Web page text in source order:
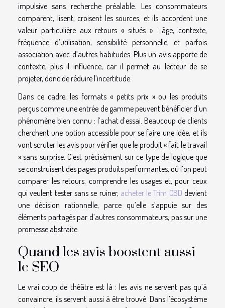
impulsive sans recherche préalable. Les consommateurs
comparent, lisent, croisent les sources, et ils accordent une
valeur particulière aux retours « situés » : âge, contexte,
fréquence d’utilisation, sensibilité personnelle, et parfois
association avec d’autres habitudes. Plus un avis apporte de
contexte, plus il influence, car il permet au lecteur de se
projeter, donc de réduire l’incertitude.
Dans ce cadre, les formats « petits prix » ou les produits
perçus comme une entrée de gamme peuvent bénéficier d’un
phénomène bien connu : l’achat d’essai. Beaucoup de clients
cherchent une option accessible pour se faire une idée, et ils
vont scruter les avis pour vérifier que le produit « fait le travail
» sans surprise. C’est précisément sur ce type de logique que
se construisent des pages produits performantes, où l’on peut
comparer les retours, comprendre les usages et, pour ceux
qui veulent tester sans se ruiner, acheter le Trim CBD devient
une décision rationnelle, parce qu’elle s’appuie sur des
éléments partagés par d’autres consommateurs, pas sur une
promesse abstraite.
Quand les avis boostent aussi
le SEO
Le vrai coup de théâtre est là : les avis ne servent pas qu’à
convaincre, ils servent aussi à être trouvé. Dans l’écosystème